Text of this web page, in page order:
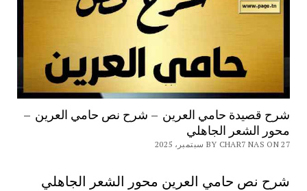
شرح قصيدة حامي العرين – شرح نص حامي العرين –
محور الشعر الجاهلي
BY CHAR7 NAS ON 27 سبتمبر، 2025
شرح نص حامي العرين محور الشعر الجاهلي